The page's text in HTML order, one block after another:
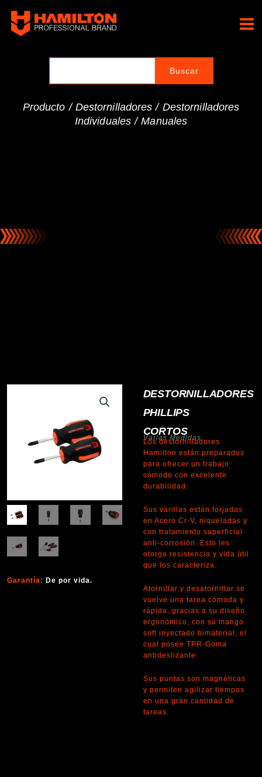
contenido
Producto / Destornilladores / Destornilladores
Individuales /Manuales
Garantía: De por vida.
DESTORNILLADORES
PHILLIPS
CORTOS
Varias Medidas
Los destornilladores
Hamilton están preparados
para ofrecer un trabajo
cómodo con excelente
durabilidad.
Sus varillas están forjadas
en Acero Cr-V, niqueladas y
con tratamiento superficial
anti-corrosión. Esto les
otorga resistencia y vida útil
que los caracteriza.
Atornillar y desatornillar se
vuelve una tarea cómoda y
rápida, gracias a su diseño
ergonómico, con su mango
soft inyectado bimaterial, el
cual posee TPR-Goma
antideslizante.
Sus puntas son magnéticas
y permiten agilizar tiempos
en una gran cantidad de
tareas.